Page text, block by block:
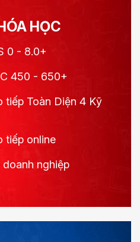
HỌC
0 - 8.0+
450 - 650+
tiếp Toàn Diện 4 Kỹ
tiếp online
nghiệp